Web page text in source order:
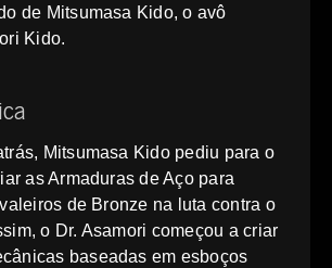
de Mitsumasa Kido, o avô
Kido.
Mitsumasa Kido pediu para o
as Armaduras de Aço para
de Bronze na luta contra o
o Dr. Asamori começou a criar
baseadas em esboços